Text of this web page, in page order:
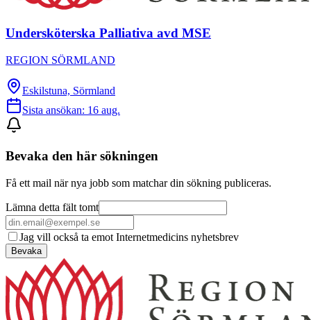
Undersköterska Palliativa avd MSE
REGION SÖRMLAND
Eskilstuna, Sörmland
Sista ansökan: 16 aug.
Bevaka den här sökningen
Få ett mail när nya jobb som matchar din sökning publiceras.
Lämna detta fält tomt
Jag vill också ta emot Internetmedicins nyhetsbrev
Bevaka